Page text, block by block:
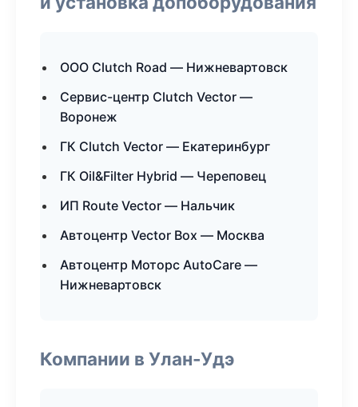
ООО Clutch Road — Нижневартовск
Сервис-центр Clutch Vector —
Воронеж
ГК Clutch Vector — Екатеринбург
ГК Oil&Filter Hybrid — Череповец
ИП Route Vector — Нальчик
Автоцентр Vector Box — Москва
Автоцентр Моторс AutoCare —
Нижневартовск
Компании в Улан-Удэ